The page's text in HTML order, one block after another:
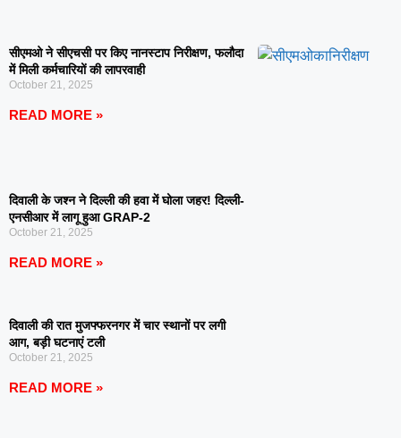
सीएमओ ने सीएचसी पर किए नानस्टाप निरीक्षण, फलौदा
में मिली कर्मचारियों की लापरवाही
October 21, 2025
READ MORE »
दिवाली के जश्न ने दिल्ली की हवा में घोला जहर! दिल्ली-
एनसीआर में लागू हुआ GRAP-2
October 21, 2025
READ MORE »
दिवाली की रात मुजफ्फरनगर में चार स्थानों पर लगी
आग, बड़ी घटनाएं टली
October 21, 2025
READ MORE »